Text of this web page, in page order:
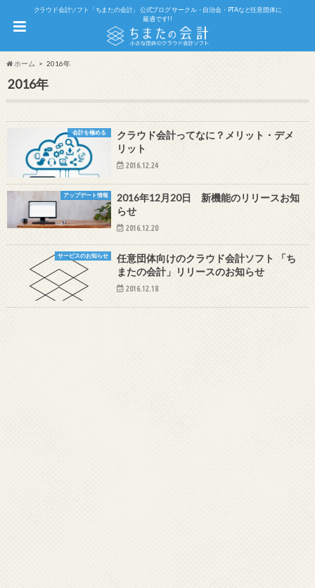
クラウド会計ソフト「ちまたの会計」 公式ブログ サークル・自治会・PTAなど任意団体に
最適です!!
ホーム 2016年
2016年
会計を極める
クラウド会計ってなに？メリット・デメ
リット
2016.12.24
アップデート情報
2016年12月20日 新機能のリリースお知
らせ
2016.12.20
サービスのお知らせ
任意団体向けのクラウド会計ソフト 「ち
またの会計」リリースのお知らせ
2016.12.18